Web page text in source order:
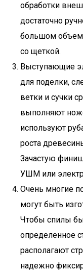
обработки
достаточно
большом
со щеткой.
Выступающие
для поделки,
ветки и сучки
выполняют
используют
роста
Зачастую
УШМ или
Очень многие
могут быть
Чтобы спилы
определенное
располагают
надежно